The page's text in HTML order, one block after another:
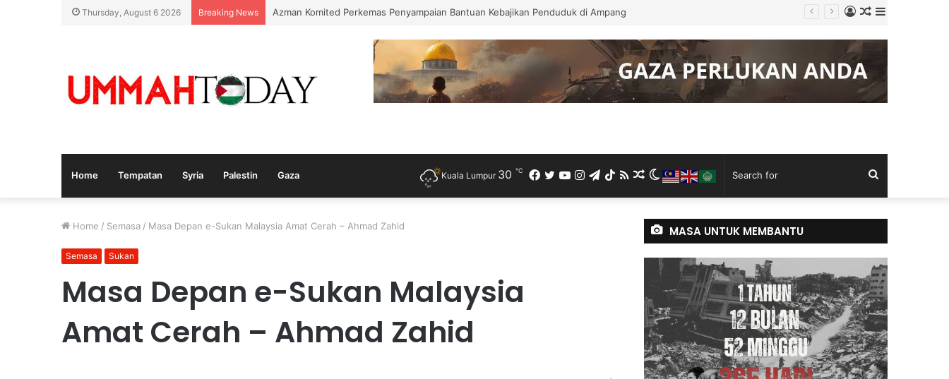
Thursday, August 6 2026 Breaking News Azman Komited Perkemas Penyampaian Bantuan Kebajikan Penduduk di Ampang
Random
Article
Log
In
Home Tempatan Syria Palestin Gaza
for
Switch
skin
Random
Article
RSS
TikTok
Telegram
Instagram
YouTube
Twitter
Facebook
Kuala Lumpur 30 ℃
Home / Semasa / Masa Depan e-Sukan Malaysia Amat Cerah – Ahmad Zahid
Semasa Sukan
Masa Depan e-Sukan Malaysia
Amat Cerah – Ahmad Zahid
MASA UNTUK MEMBANTU